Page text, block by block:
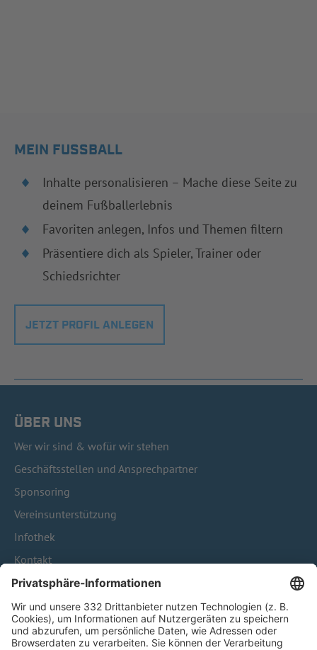
MEIN FUSSBALL
Inhalte personalisieren – Mache diese Seite zu
deinem Fußballerlebnis
Favoriten anlegen, Infos und Themen filtern
Präsentiere dich als Spieler, Trainer oder
Schiedsrichter
JETZT PROFIL ANLEGEN
ÜBER UNS
Wer wir sind & wofür wir stehen
Geschäftsstellen und Ansprechpartner
Sponsoring
Vereinsunterstützung
Infothek
Kontakt
HÄUFIG BESUCHTE SEITEN
Pässe und Vereinswechsel